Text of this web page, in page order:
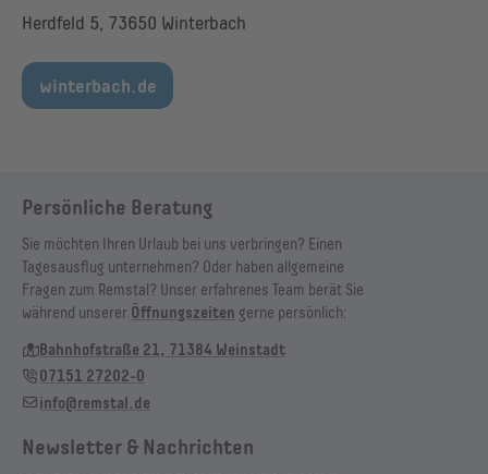
Herdfeld 5, 73650 Winterbach
winterbach.de
Persönliche Beratung
Sie möchten Ihren Urlaub bei uns verbringen? Einen
Tagesausflug unternehmen? Oder haben allgemeine
Fragen zum Remstal? Unser erfahrenes Team berät Sie
während unserer Öffnungszeiten gerne persönlich:
Bahnhofstraße 21, 71384 Weinstadt
07151 27202-0
info@remstal.de
Newsletter & Nachrichten